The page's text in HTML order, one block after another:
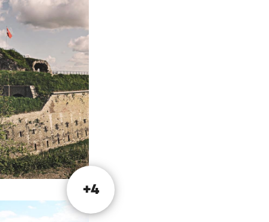
point de
un grand tour
Liège et
39en Belgique
Vous reviendrez
ligne.
+4